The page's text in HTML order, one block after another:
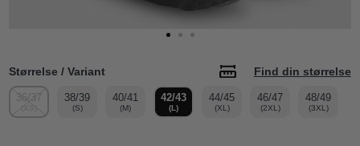
Størrelse / Variant Find din størrelse
36/37
(XS)
38/39
(S)
40/41
(M)
42/43
(L)
44/45
(XL)
46/47
(2XL)
48/49
(3XL)